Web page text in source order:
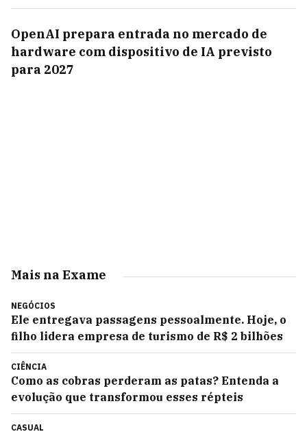
OpenAI prepara entrada no mercado de
hardware com dispositivo de IA previsto
para 2027
Mais na Exame
NEGÓCIOS
Ele entregava passagens pessoalmente. Hoje, o
filho lidera empresa de turismo de R$ 2 bilhões
CIÊNCIA
Como as cobras perderam as patas? Entenda a
evolução que transformou esses répteis
CASUAL